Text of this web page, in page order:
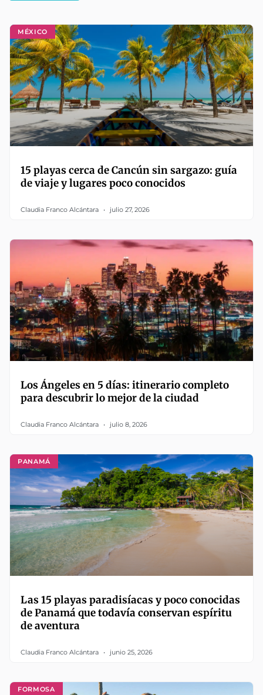
MÉXICO
15 playas cerca de Cancún sin sargazo: guía
de viaje y lugares poco conocidos
Claudia Franco Alcántara julio 27, 2026
Los Ángeles en 5 días: itinerario completo
para descubrir lo mejor de la ciudad
Claudia Franco Alcántara julio 8, 2026
PANAMÁ
Las 15 playas paradisíacas y poco conocidas
de Panamá que todavía conservan espíritu
de aventura
Claudia Franco Alcántara junio 25, 2026
FORMOSA